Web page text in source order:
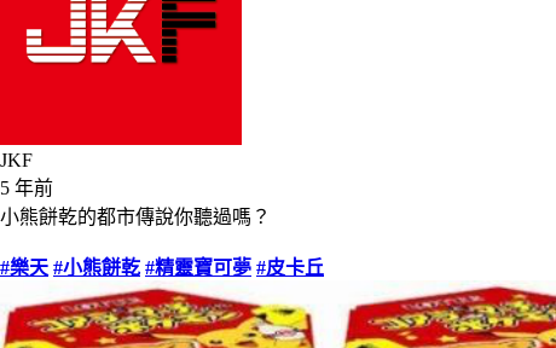
JKF
5 年前
小熊餅乾的都市傳說你聽過嗎？
#樂天 #小熊餅乾 #精靈寶可夢 #皮卡丘